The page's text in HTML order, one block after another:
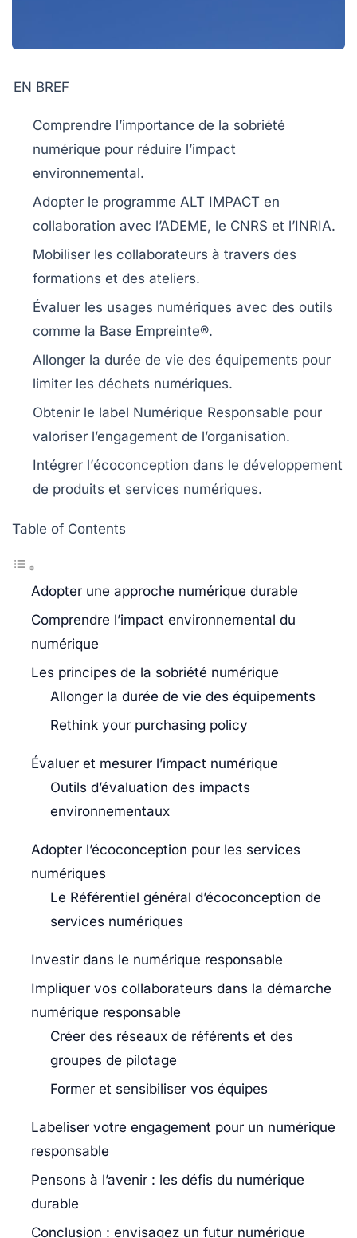
EN BREF
Comprendre l’importance de la sobriété
numérique pour réduire l’impact
environnemental.
Adopter le programme ALT IMPACT en
collaboration avec l’ADEME, le CNRS et l’INRIA.
Mobiliser les collaborateurs à travers des
formations et des ateliers.
Évaluer les usages numériques avec des outils
comme la Base Empreinte®.
Allonger la durée de vie des équipements pour
limiter les déchets numériques.
Obtenir le label Numérique Responsable pour
valoriser l’engagement de l’organisation.
Intégrer l’écoconception dans le développement
de produits et services numériques.
Table of Contents
Adopter une approche numérique durable
Comprendre l’impact environnemental du
numérique
Les principes de la sobriété numérique
Allonger la durée de vie des équipements
Rethink your purchasing policy
Évaluer et mesurer l’impact numérique
Outils d’évaluation des impacts
environnementaux
Adopter l’écoconception pour les services
numériques
Le Référentiel général d’écoconception de
services numériques
Investir dans le numérique responsable
Impliquer vos collaborateurs dans la démarche
numérique responsable
Créer des réseaux de référents et des
groupes de pilotage
Former et sensibiliser vos équipes
Labeliser votre engagement pour un numérique
responsable
Pensons à l’avenir : les défis du numérique
durable
Conclusion : envisagez un futur numérique